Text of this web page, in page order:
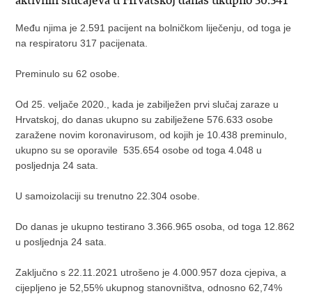
Među njima je 2.591 pacijent na bolničkom liječenju, od toga je
na respiratoru 317 pacijenata.
Preminulo su 62 osobe.
Od 25. veljače 2020., kada je zabilježen prvi slučaj zaraze u
Hrvatskoj, do danas ukupno su zabilježene 576.633 osobe
zaražene novim koronavirusom, od kojih je 10.438 preminulo,
ukupno su se oporavile 535.654 osobe od toga 4.048 u
posljednja 24 sata.
U samoizolaciji su trenutno 22.304 osobe.
Do danas je ukupno testirano 3.366.965 osoba, od toga 12.862
u posljednja 24 sata.
Zaključno s 22.11.2021 utrošeno je 4.000.957 doza cjepiva, a
cijepljeno je 52,55% ukupnog stanovništva, odnosno 62,74%